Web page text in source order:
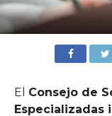
El Consejo de
Especializadas